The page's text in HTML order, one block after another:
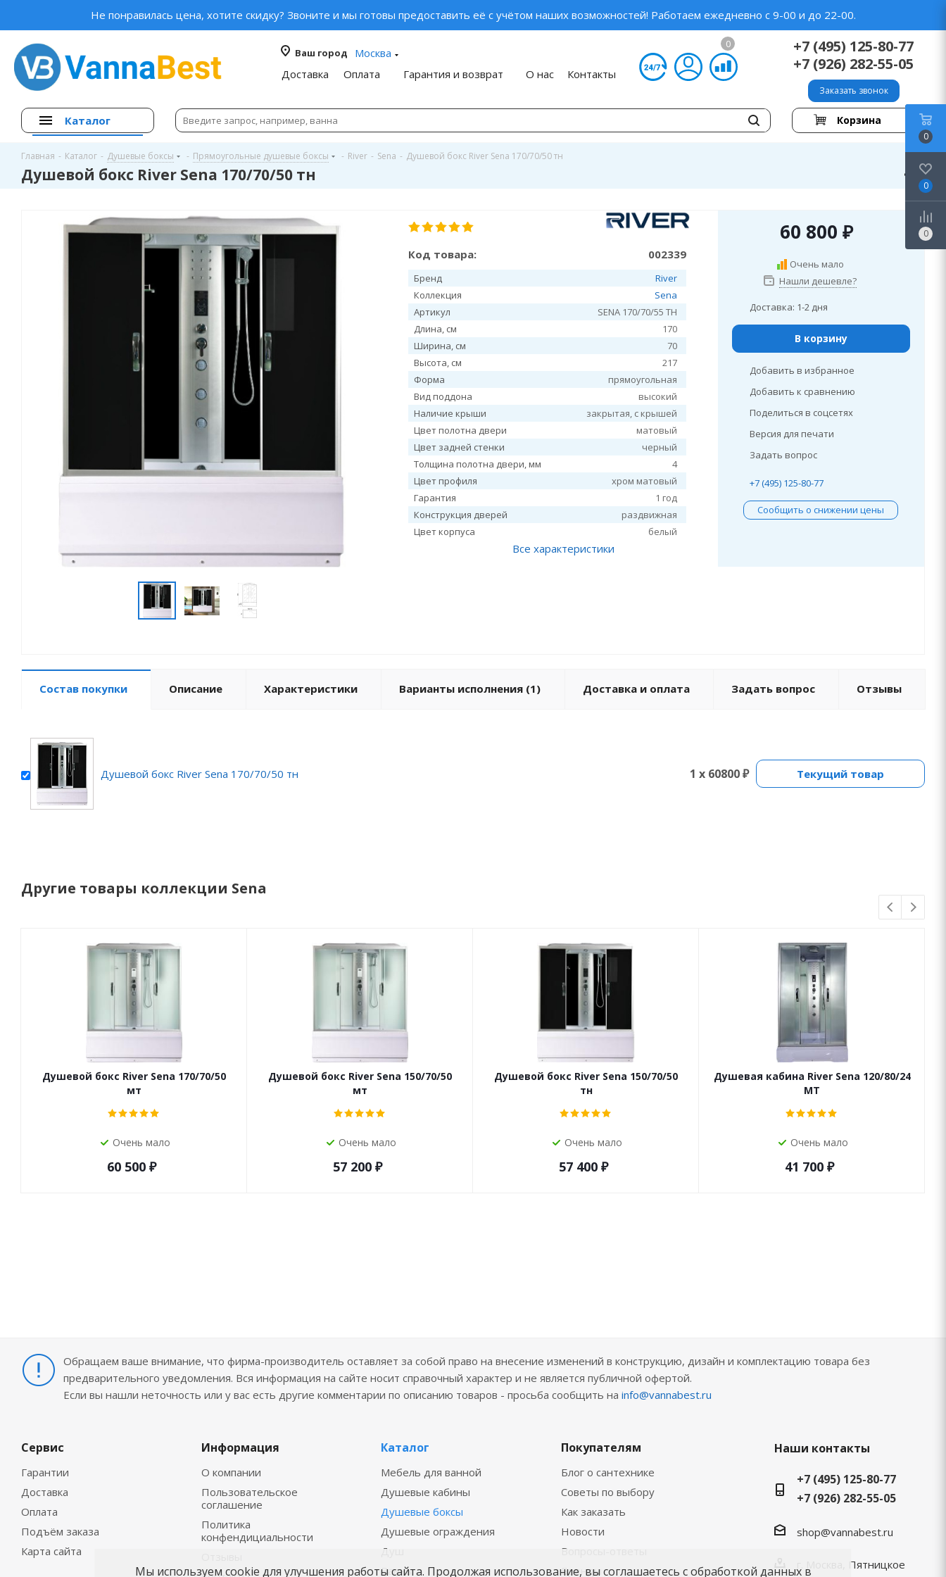
Не понравилась цена, хотите скидку? Звоните и мы готовы предоставить её с учётом наших возможностей! Работаем ежедневно с 9-00 и до 22-00.
Ваш город
Москва
Доставка
Оплата Гарантия и возврат О нас Контакты
0
+7 (495) 125-80-77
+7 (926) 282-55-05
Заказать звонок
Каталог Корзина
Главная - Каталог - Душевые боксы - Прямоугольные душевые боксы - River - Sena - Душевой бокс River Sena 170/70/50 тн
Душевой бокс River Sena 170/70/50 тн
Код товара: 002339
Бренд
River
Коллекция
Sena
Артикул
SENA 170/70/55 TH
Длина, см
170
Ширина, см
70
Высота, см
217
Форма
прямоугольная
Вид поддона
высокий
Наличие крыши
закрытая, c крышей
Цвет полотна двери
матовый
Цвет задней стенки
черный
Толщина полотна двери, мм
4
Цвет профиля
хром матовый
Гарантия
1 год
Конструкция дверей
раздвижная
Цвет корпуса
белый
Все характеристики
60 800 ₽
Очень мало
Нашли дешевле?
Доставка: 1-2 дня
В корзину
Добавить в избранное
Добавить к сравнению
Поделиться в соцсетях
Версия для печати
Задать вопрос
+7 (495) 125-80-77
Сообщить о снижении цены
Состав покупки Описание Характеристики Варианты исполнения (1) Доставка и оплата Задать вопрос Отзывы
Душевой бокс River Sena 170/70/50 тн 1 x 60800 ₽ Текущий товар
Другие товары коллекции Sena
Душевой бокс River Sena 170/70/50
мт
Очень мало
60 500 ₽
Душевой бокс River Sena 150/70/50
мт
Очень мало
57 200 ₽
Душевой бокс River Sena 150/70/50
тн
Очень мало
57 400 ₽
Душевая кабина River Sena 120/80/24
МТ
Очень мало
41 700 ₽
Обращаем ваше внимание, что фирма-производитель оставляет за собой право на внесение изменений в конструкцию, дизайн и комплектацию товара без
предварительного уведомления. Вся информация на сайте носит справочный характер и не является публичной офертой.
Если вы нашли неточность или у вас есть другие комментарии по описанию товаров - просьба сообщить на info@vannabest.ru
Сервис
Гарантии
Доставка
Оплата
Подъём заказа
Карта сайта
Информация
О компании
Пользовательское
соглашение
Политика
конфендициальности
Каталог
Мебель для ванной
Душевые кабины
Душевые боксы
Душевые ограждения
Душ
Ванны
Покупателям
Блог о сантехнике
Советы по выбору
Как заказать
Новости
Вопросы-ответы
Бренды
Наши контакты
+7 (495) 125-80-77
+7 (926) 282-55-05
shop@vannabest.ru
г. Москва, Пятницкое
0
0
0
Мы используем cookie для улучшения работы сайта. Продолжая использование, вы соглашаетесь с обработкой данных в